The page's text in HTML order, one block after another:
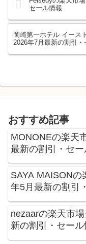
セール情報
岡崎第一ホテル イース
2026年7月最新の割引・
おすすめ記事
MONONEの楽天
最新の割引・セー
SAYA MAISON
年5月最新の割引
nezaarの楽天市
新の割引・セール